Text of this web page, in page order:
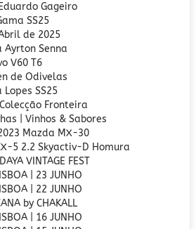
Gageiro
SS25
de 2025
Ayrton Senna
V60 T6
de Odivelas
SS25
Fronteira
| Vinhos & Sabores
Mazda MX-30
5 2.2 Skyactiv-D Homura
VINTAGE FEST
| 23 JUNHO
| 22 JUNHO
by CHAKALL
| 16 JUNHO